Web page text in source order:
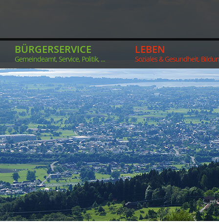
BÜRGERSERVICE
Gemeindeamt, Service, Politik, ...
LEBEN
Soziales & Gesundheit,